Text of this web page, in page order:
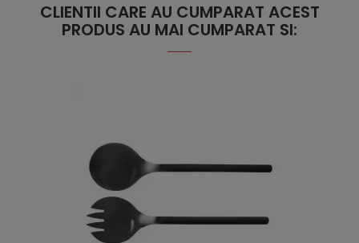
CLIENTII CARE AU CUMPARAT ACEST
PRODUS AU MAI CUMPARAT SI: